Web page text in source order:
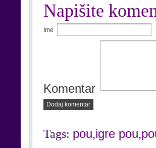
Napišite
Ime
Komentar
Dodaj komentar
Tags: pou,igre pou,